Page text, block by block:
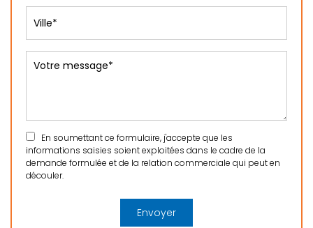
En soumettant ce formulaire, j'accepte que les
informations saisies soient exploitées dans le cadre de la
demande formulée et de la relation commerciale qui peut en
découler.